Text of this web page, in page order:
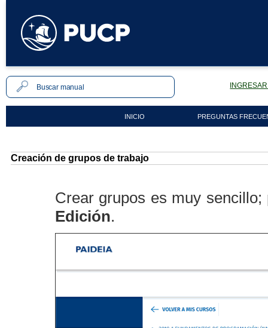
INICIO PREGUNTAS
Creación de grupos de trabajo
Crear grupos es muy
Edición.